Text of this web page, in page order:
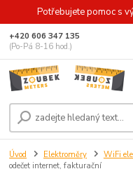
Potřebujete pomoc s
+420 606 347 135
(Po-Pá 8-16 hod.)
Úvod Elektroměry WiFi
odečet internet, fakturační